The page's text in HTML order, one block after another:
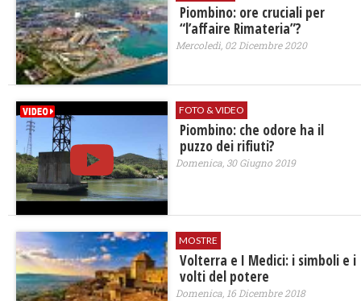
Piombino: ore cruciali per
“l’affaire Rimateria”?
Mercoledì, 02 Dicembre 2020
FOTO & VIDEO
Piombino: che odore ha il
puzzo dei rifiuti?
Domenica, 30 Giugno 2019
MOSTRE
Volterra e I Medici: i simboli e i
volti del potere
Domenica, 16 Dicembre 2018